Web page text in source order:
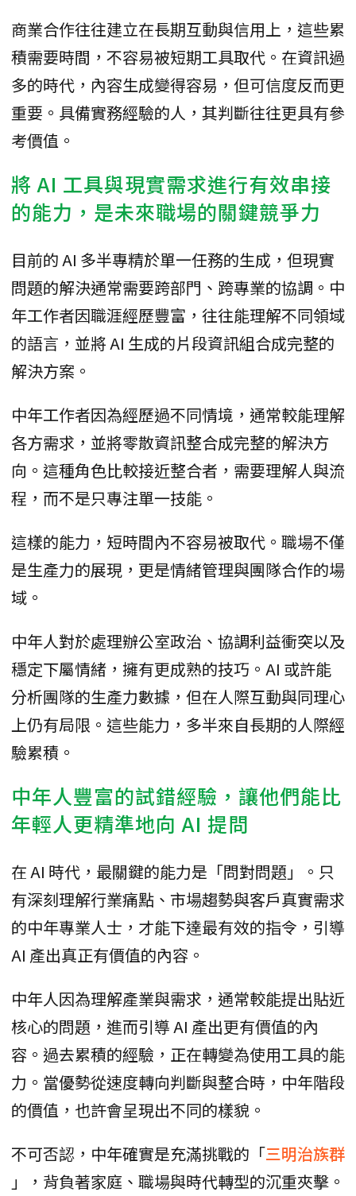
商業合作往往建立在長期互動與信用上，這些累
積需要時間，不容易被短期工具取代。在資訊過
多的時代，內容生成變得容易，但可信度反而更
重要。具備實務經驗的人，其判斷往往更具有參
考價值。
將 AI 工具與現實需求進行有效串接
的能力，是未來職場的關鍵競爭力
目前的 AI 多半專精於單一任務的生成，但現實
問題的解決通常需要跨部門、跨專業的協調。中
年工作者因職涯經歷豐富，往往能理解不同領域
的語言，並將 AI 生成的片段資訊組合成完整的
解決方案。
中年工作者因為經歷過不同情境，通常較能理解
各方需求，並將零散資訊整合成完整的解決方
向。這種角色比較接近整合者，需要理解人與流
程，而不是只專注單一技能。
這樣的能力，短時間內不容易被取代。職場不僅
是生產力的展現，更是情緒管理與團隊合作的場
域。
中年人對於處理辦公室政治、協調利益衝突以及
穩定下屬情緒，擁有更成熟的技巧。AI 或許能
分析團隊的生產力數據，但在人際互動與同理心
上仍有局限。這些能力，多半來自長期的人際經
驗累積。
中年人豐富的試錯經驗，讓他們能比
年輕人更精準地向 AI 提問
在 AI 時代，最關鍵的能力是「問對問題」。只
有深刻理解行業痛點、市場趨勢與客戶真實需求
的中年專業人士，才能下達最有效的指令，引導
AI 產出真正有價值的內容。
中年人因為理解產業與需求，通常較能提出貼近
核心的問題，進而引導 AI 產出更有價值的內
容。過去累積的經驗，正在轉變為使用工具的能
力。當優勢從速度轉向判斷與整合時，中年階段
的價值，也許會呈現出不同的樣貌。
不可否認，中年確實是充滿挑戰的「三明治族群
」，背負著家庭、職場與時代轉型的沉重夾擊。